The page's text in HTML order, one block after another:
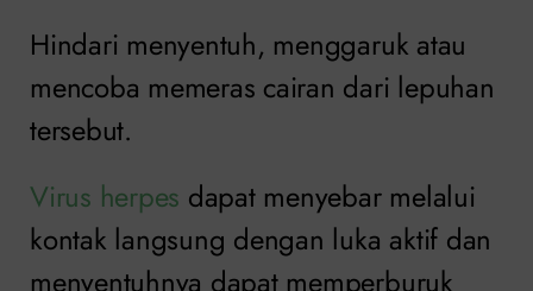
Hindari menyentuh, menggaruk atau
mencoba memeras cairan dari lepuhan
tersebut.
Virus herpes dapat menyebar melalui
kontak langsung dengan luka aktif dan
menyentuhnya dapat memperburuk